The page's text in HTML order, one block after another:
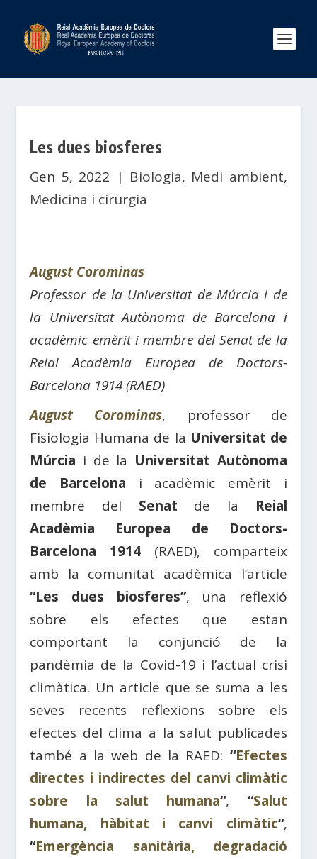
Les dues biosferes
Gen 5, 2022 | Biologia, Medi ambient,
Medicina i cirurgia
August Corominas
Professor de la Universitat de Múrcia i de
la Universitat Autònoma de Barcelona i
acadèmic emèrit i membre del Senat de la
Reial Acadèmia Europea de Doctors-
Barcelona 1914 (RAED)
August Corominas, professor de
Fisiologia Humana de la Universitat de
Múrcia i de la Universitat Autònoma
de Barcelona i acadèmic emèrit i
membre del Senat de la Reial
Acadèmia Europea de Doctors-
Barcelona 1914 (RAED), comparteix
amb la comunitat acadèmica l’article
“Les dues biosferes”, una reflexió
sobre els efectes que estan
comportant la conjunció de la
pandèmia de la Covid-19 i l’actual crisi
climàtica. Un article que se suma a les
seves recents reflexions sobre els
efectes del clima a la salut publicades
també a la web de la RAED: “Efectes
directes i indirectes del canvi climàtic
sobre la salut humana“, “Salut
humana, hàbitat i canvi climàtic“,
“Emergència sanitària, degradació